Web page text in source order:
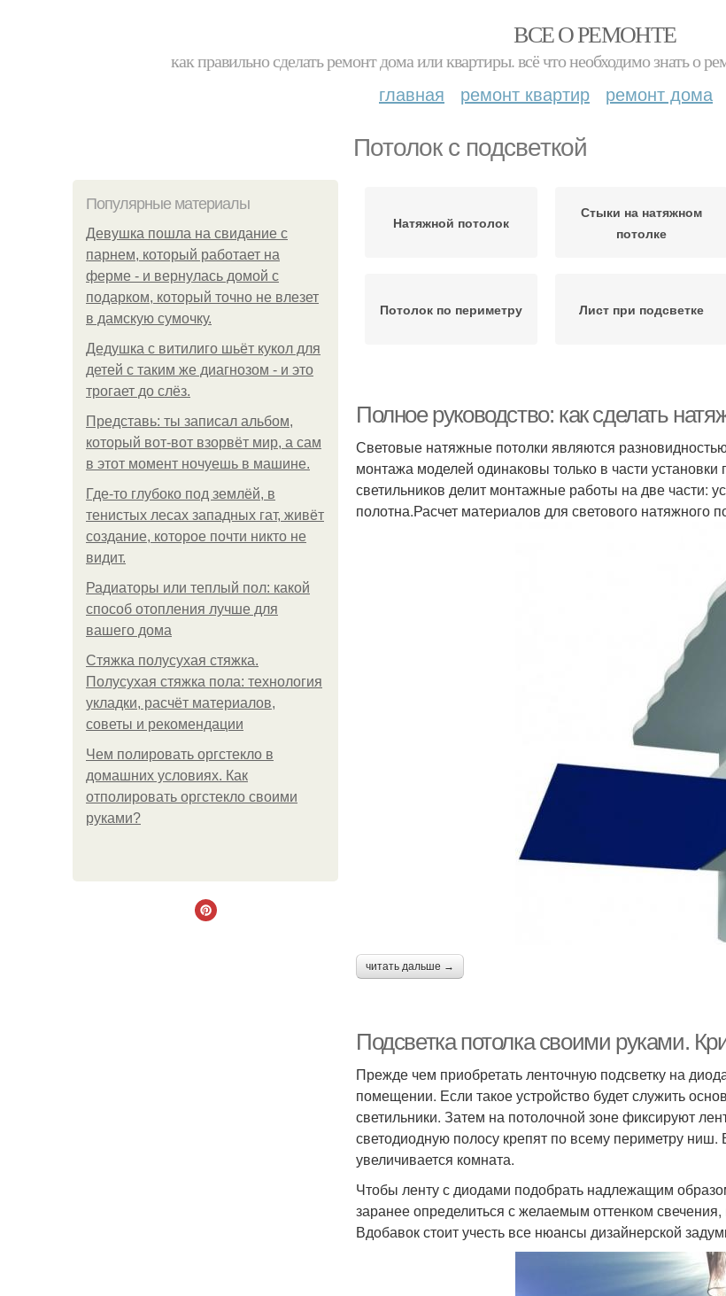
ВСЕ О РЕМОНТЕ
как правильно сделать ремонт дома или квартиры. всё что необходимо знать о
главная ремонт квартир ремонт дома
Потолок с подсветкой
Популярные материалы
Девушка пошла на свидание с
парнем, который работает на
ферме - и вернулась домой с
подарком, который точно не влезет
в дамскую сумочку.
Дедушка с витилиго шьёт кукол для
детей с таким же диагнозом - и это
трогает до слёз.
Представь: ты записал альбом,
который вот-вот взорвёт мир, а сам
в этот момент ночуешь в машине.
Где-то глубоко под землёй, в
тенистых лесах западных гат, живёт
создание, которое почти никто не
видит.
Радиаторы или теплый пол: какой
способ отопления лучше для
вашего дома
Стяжка полусухая стяжка.
Полусухая стяжка пола: технология
укладки, расчёт материалов,
советы и рекомендации
Чем полировать оргстекло в
домашних условиях. Как
отполировать оргстекло своими
руками?
Натяжной потолок
Стыки на натяжном
потолке
Потолок по периметру Лист при подсветке
светодиодной ленты
Двухуровневый
потолок
Потолок с нишей
Полное руководство: как сделать
Световые натяжные потолки являются
монтажа моделей одинаковы только в части
светильников делит монтажные работы на две части:
полотна.Расчет материалов для светового натяжного
читать дальше →
Подсветка потолка своими руками.
Прежде чем приобретать ленточную подсветку на
помещении. Если такое устройство будет служить
светильники. Затем на потолочной зоне фиксируют
светодиодную полосу крепят по всему периметру ниш.
увеличивается комната.
Чтобы ленту с диодами подобрать надлежащим
заранее определиться с желаемым оттенком
Вдобавок стоит учесть все нюансы дизайнерской